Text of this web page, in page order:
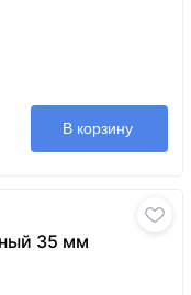
В корзину
35 мм